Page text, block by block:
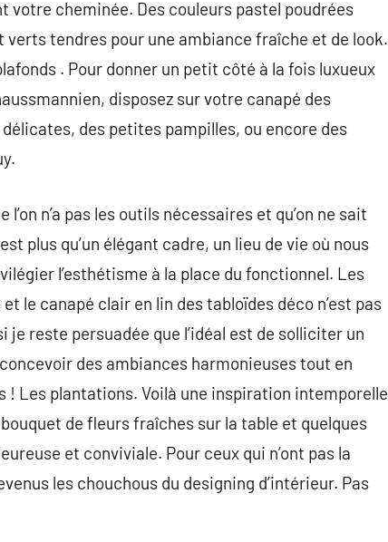
votre cheminée. Des couleurs pastel poudrées
tendres pour une ambiance fraîche et de look.
. Pour donner un petit côté à la fois luxueux
disposez sur votre canapé des
des petites pampilles, ou encore des
n’a pas les outils nécessaires et qu’on ne sait
plus qu’un élégant cadre, un lieu de vie où nous
l’esthétisme à la place du fonctionnel. Les
le canapé clair en lin des tabloïdes déco n’est pas
je reste persuadée que l’idéal est de solliciter un
des ambiances harmonieuses tout en
Les plantations. Voilà une inspiration intemporelle
de fleurs fraîches sur la table et quelques
et conviviale. Pour ceux qui n’ont pas la
les chouchous du designing d’intérieur. Pas